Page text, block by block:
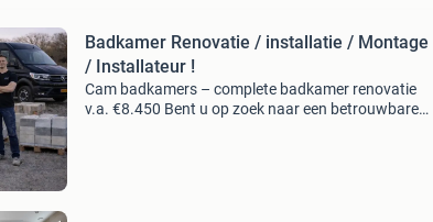
Badkamer Renovatie / installatie / Montage
/ Installateur !
Cam badkamers – complete badkamer renovatie
v.a. €8.450 Bent u op zoek naar een betrouwbare